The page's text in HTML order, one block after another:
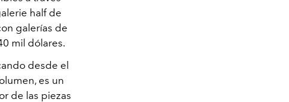
half de
galerías de
mil dólares.
desde el
es un
de las piezas